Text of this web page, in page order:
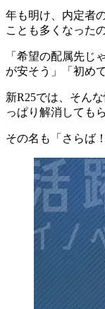
年も明け、内定者
ことも多くなった
「 希望の配属先じ
が安そう 」「 初め
新R25では、そん
っぱり解消しても
その名も「 さらば